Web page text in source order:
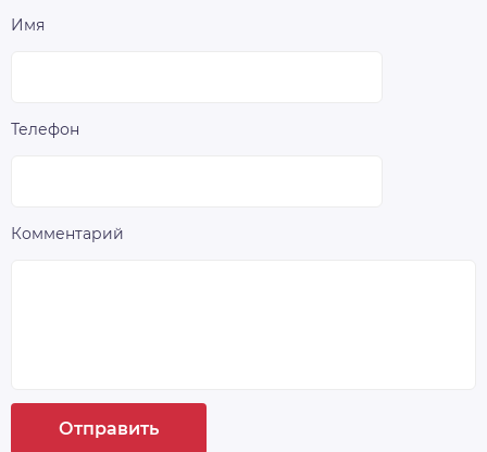
Имя
Телефон
Комментарий
Отправить